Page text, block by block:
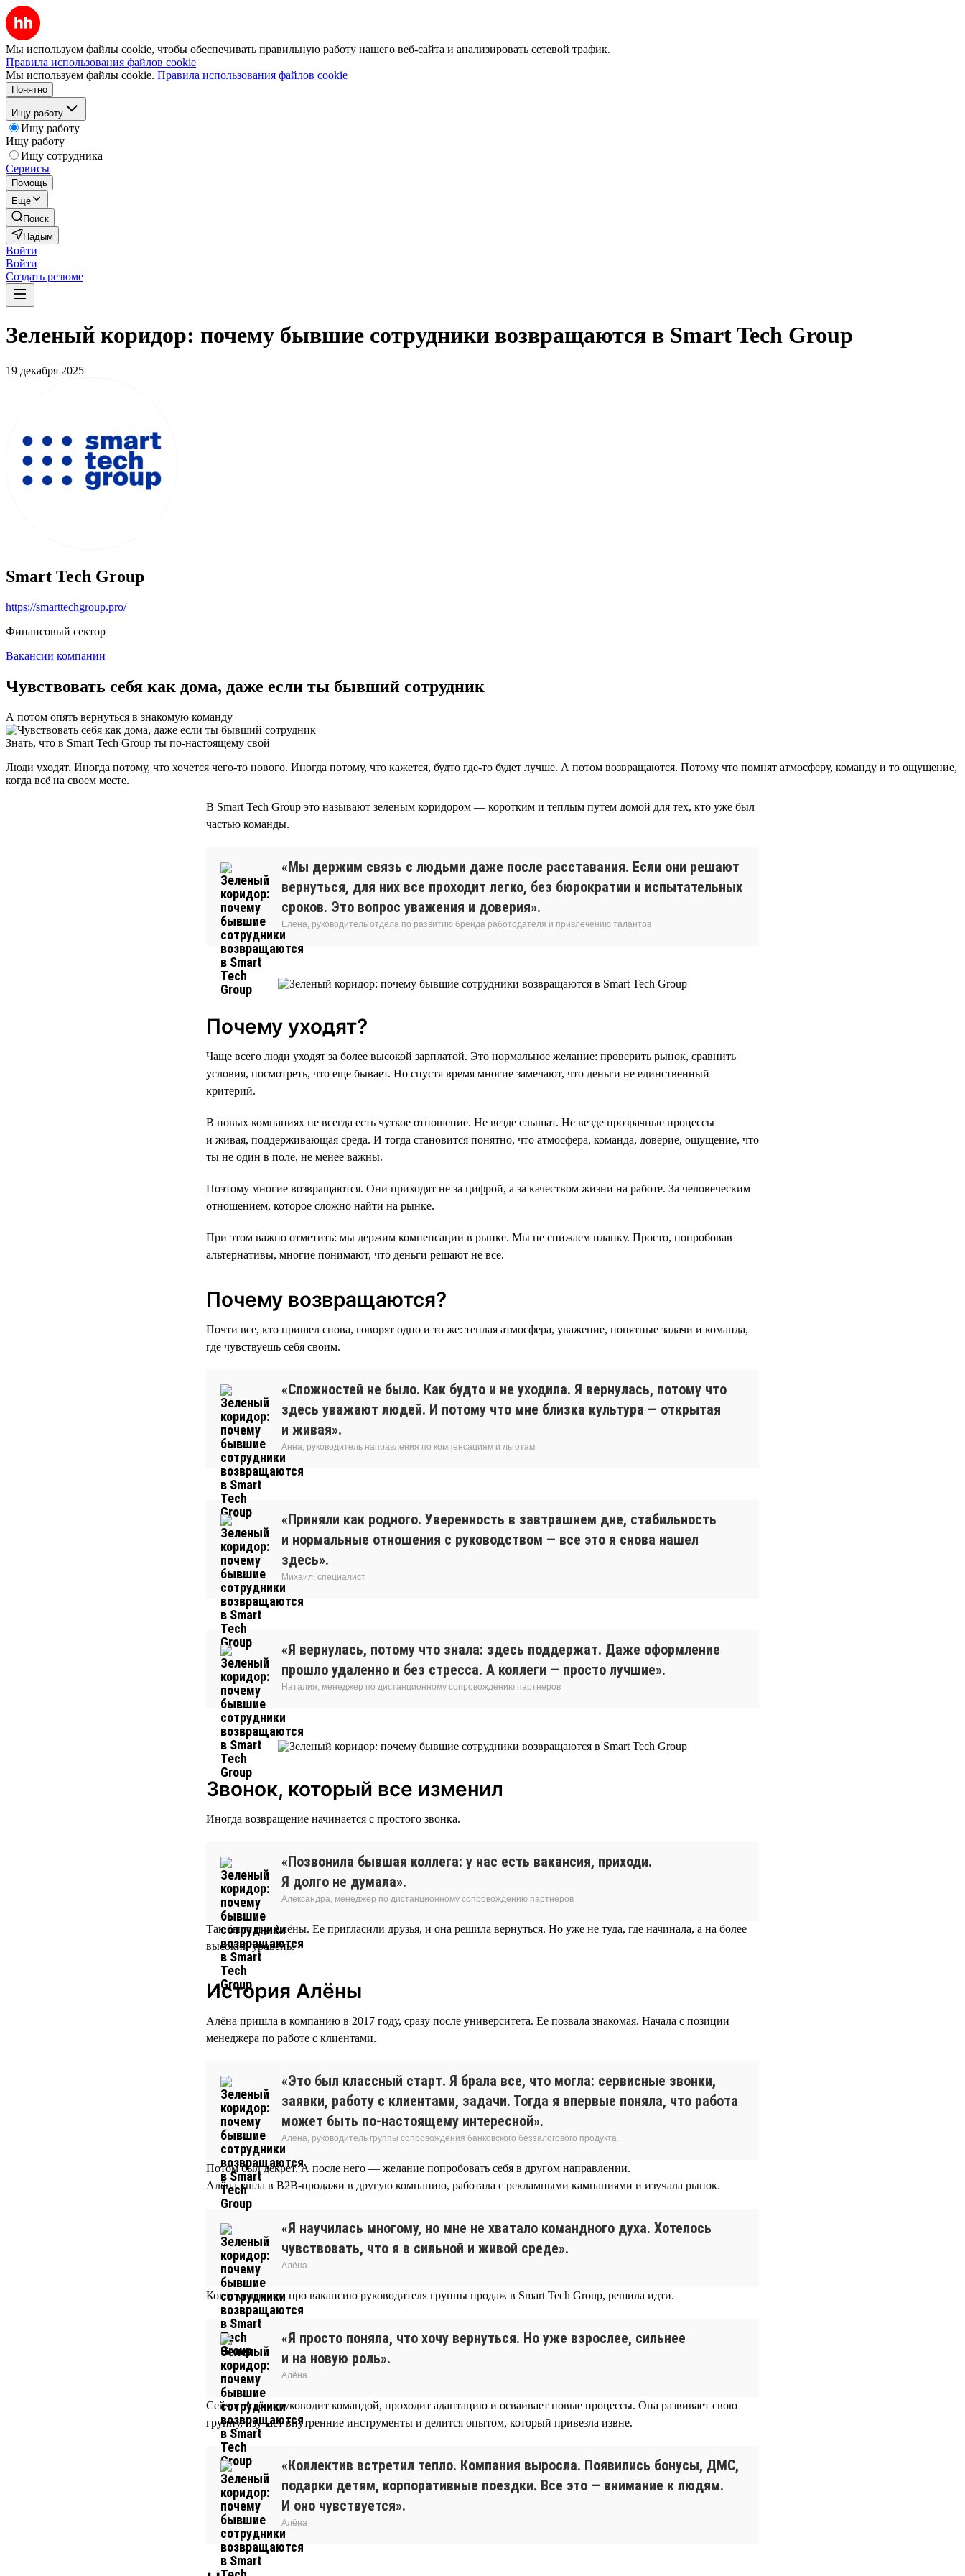
Мы используем файлы cookie, чтобы обеспечивать правильную работу нашего веб-сайта и анализировать сетевой трафик.
Правила использования файлов cookie
Мы используем файлы cookie. Правила использования файлов cookie
Понятно
Ищу работу
Ищу работу
Ищу работу
Ищу сотрудника
Сервисы
Помощь
Ещё
Поиск
Надым
Войти
Войти
Создать резюме
Зеленый коридор: почему бывшие сотрудники возвращаются в Smart Tech Group
19 декабря 2025
Smart Tech Group
https://smarttechgroup.pro/
Финансовый сектор
Вакансии компании
Чувствовать себя как дома, даже если ты бывший сотрудник
А потом опять вернуться в знакомую команду
Знать, что в Smart Tech Group ты по-настоящему свой
Люди уходят. Иногда потому, что хочется чего-то нового. Иногда потому, что кажется, будто где-то будет лучше. А потом возвращаются. Потому что помнят атмосферу, команду и то ощущение,
когда всё на своем месте.
В Smart Tech Group это называют зеленым коридором — коротким и теплым путем домой для тех, кто уже был
частью команды.
«Мы держим связь с людьми даже после расставания. Если они решают
вернуться, для них все проходит легко, без бюрократии и испытательных
сроков. Это вопрос уважения и доверия».
Елена, руководитель отдела по развитию бренда работодателя и привлечению талантов
Почему уходят?
Чаще всего люди уходят за более высокой зарплатой. Это нормальное желание: проверить рынок, сравнить
условия, посмотреть, что еще бывает. Но спустя время многие замечают, что деньги не единственный
критерий.
В новых компаниях не всегда есть чуткое отношение. Не везде слышат. Не везде прозрачные процессы
и живая, поддерживающая среда. И тогда становится понятно, что атмосфера, команда, доверие, ощущение, что
ты не один в поле, не менее важны.
Поэтому многие возвращаются. Они приходят не за цифрой, а за качеством жизни на работе. За человеческим
отношением, которое сложно найти на рынке.
При этом важно отметить: мы держим компенсации в рынке. Мы не снижаем планку. Просто, попробовав
альтернативы, многие понимают, что деньги решают не все.
Почему возвращаются?
Почти все, кто пришел снова, говорят одно и то же: теплая атмосфера, уважение, понятные задачи и команда,
где чувствуешь себя своим.
«Сложностей не было. Как будто и не уходила. Я вернулась, потому что
здесь уважают людей. И потому что мне близка культура — открытая
и живая».
Анна, руководитель направления по компенсациям и льготам
«Приняли как родного. Уверенность в завтрашнем дне, стабильность
и нормальные отношения с руководством — все это я снова нашел
здесь».
Михаил, специалист
«Я вернулась, потому что знала: здесь поддержат. Даже оформление
прошло удаленно и без стресса. А коллеги — просто лучшие».
Наталия, менеджер по дистанционному сопровождению партнеров
Звонок, который все изменил
Иногда возвращение начинается с простого звонка.
«Позвонила бывшая коллега: у нас есть вакансия, приходи.
Я долго не думала».
Александра, менеджер по дистанционному сопровождению партнеров
Так было и у Алёны. Ее пригласили друзья, и она решила вернуться. Но уже не туда, где начинала, а на более
высокий уровень.
История Алёны
Алёна пришла в компанию в 2017 году, сразу после университета. Ее позвала знакомая. Начала с позиции
менеджера по работе с клиентами.
«Это был классный старт. Я брала все, что могла: сервисные звонки,
заявки, работу с клиентами, задачи. Тогда я впервые поняла, что работа
может быть по-настоящему интересной».
Алёна, руководитель группы сопровождения банковского беззалогового продукта
Потом был декрет. А после него — желание попробовать себя в другом направлении.
Алёна ушла в B2B-продажи в другую компанию, работала с рекламными кампаниями и изучала рынок.
«Я научилась многому, но мне не хватало командного духа. Хотелось
чувствовать, что я в сильной и живой среде».
Алёна
Когда услышала про вакансию руководителя группы продаж в Smart Tech Group, решила идти.
«Я просто поняла, что хочу вернуться. Но уже взрослее, сильнее
и на новую роль».
Алёна
Сейчас Алёна руководит командой, проходит адаптацию и осваивает новые процессы. Она развивает свою
группу, изучает внутренние инструменты и делится опытом, который привезла извне.
«Коллектив встретил тепло. Компания выросла. Появились бонусы, ДМС,
подарки детям, корпоративные поездки. Все это — внимание к людям.
И оно чувствуется».
Алёна